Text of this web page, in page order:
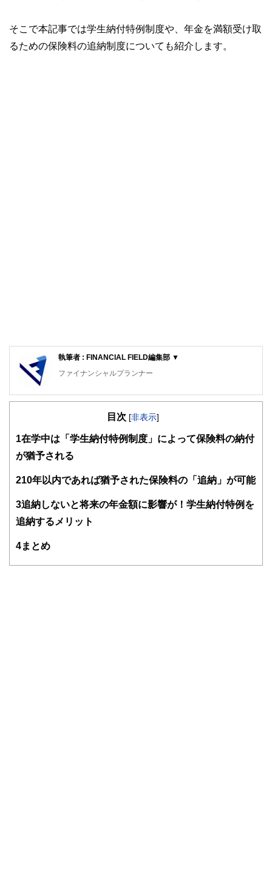
そこで本記事では学生納付特例制度や、年金を満額受け取
るための保険料の追納制度についても紹介します。
執筆者 : FINANCIAL FIELD編集部 ▼
ファイナンシャルプランナー
FinancialField編集部は、金融、経済に関する記事を、日々
知識がない方でも理解できるようわかりやすく発信していま
得者を中心に「お金や暮らし」に関する書籍・雑誌の編集経
関わることで、読者目線のコンテンツを追求しています。
FinancialFieldの特徴は、ファイナンシャルプランナー、弁
ドバイザー、DCプランナー、公認会計士、社会保険労務
をわかりやすく発信している点です。
目次 [非表示]
1 在学中は「学生納付特例制度」によって保険料の納付
が猶予される
210年以内であれば猶予された保険料の「追納」が可能
3追納しないと将来の年金額に影響が！学生納付特例を
追納するメリット
4まとめ